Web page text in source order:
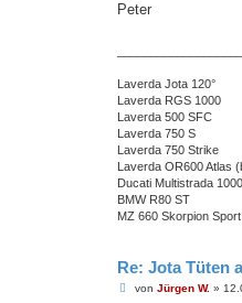
Peter
Laverda Jota 120°
Laverda RGS 1000
Laverda 500 SFC
Laverda 750 S
Laverda 750 Strike
Laverda OR600 Atlas
Ducati Multistrada 1000
BMW R80 ST
MZ 660 Skorpion Sport
Re: Jota Tüten
Bvon Jürgen W.»